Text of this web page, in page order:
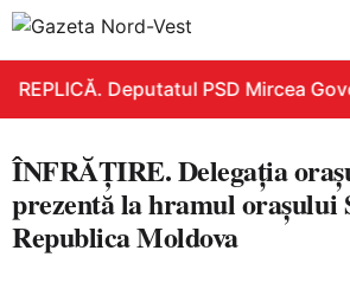
REPLICĂ. Deputatul PSD Mircea
ÎNFRĂȚIRE. Delegația
prezentă la hramul orașului
Republica Moldova